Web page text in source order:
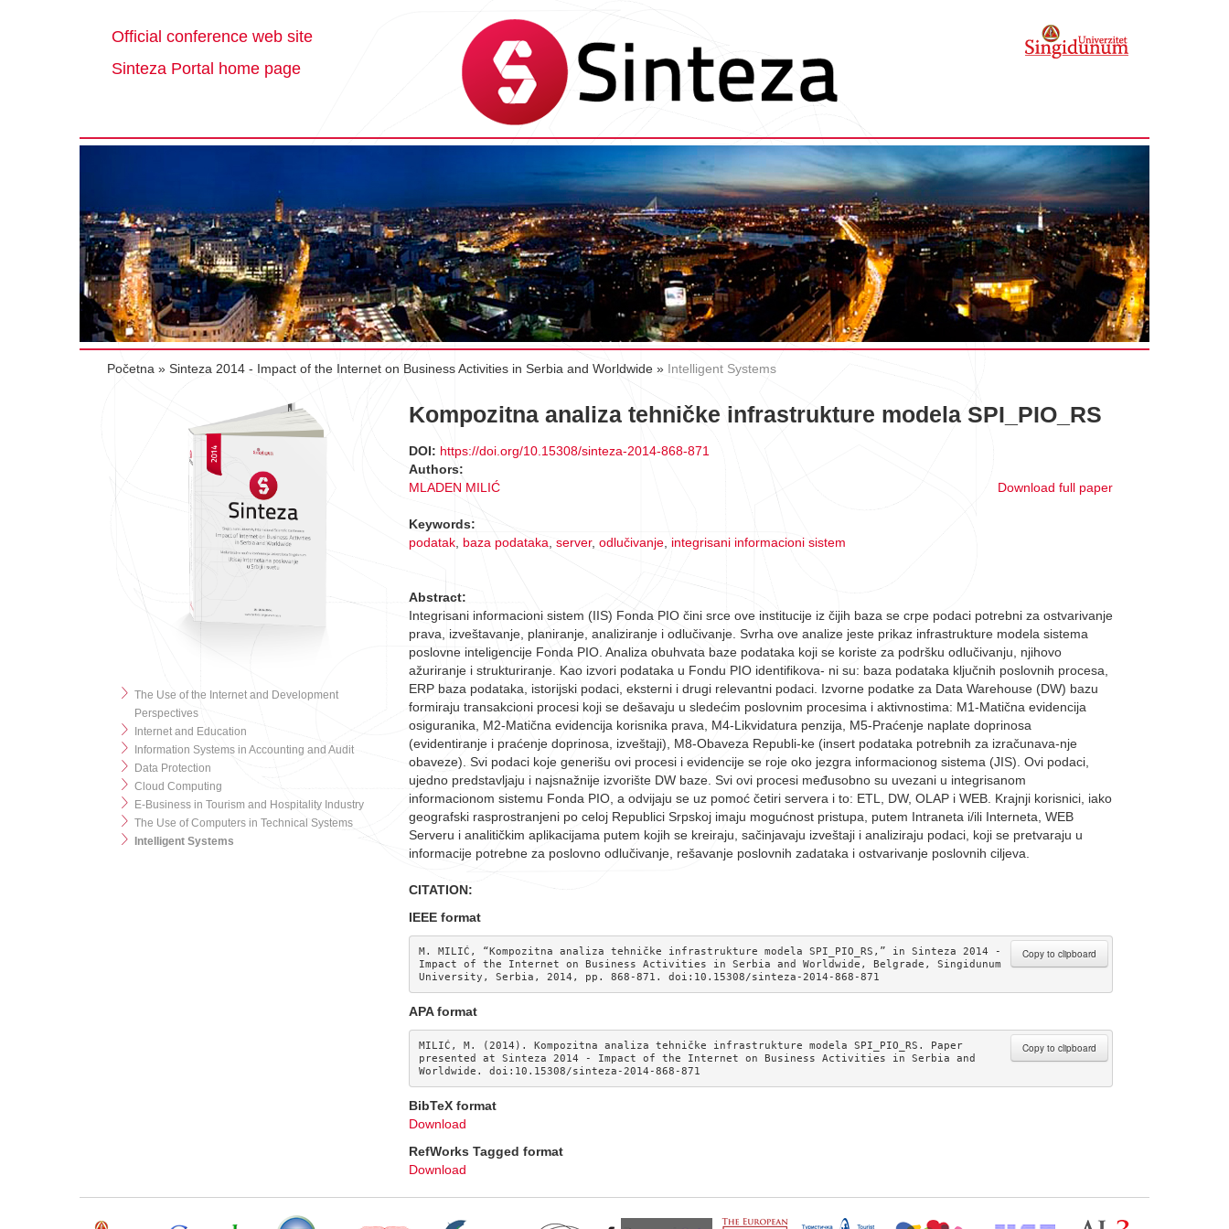
Official conference web site
Sinteza Portal home page
Početna » Sinteza 2014 - Impact of the Internet on Business Activities in Serbia and Worldwide » Intelligent Systems
The Use of the Internet and Development
Perspectives
Internet and Education
Information Systems in Accounting and Audit
Data Protection
Cloud Computing
E-Business in Tourism and Hospitality Industry
The Use of Computers in Technical Systems
Intelligent Systems
Kompozitna analiza tehničke infrastrukture modela SPI_PIO_RS
DOI: https://doi.org/10.15308/sinteza-2014-868-871
Authors:
MLADEN MILIĆ
Download full paper
Keywords:
podatak baza podataka server, odlučivanje integrisani informacioni sistem
Abstract:
Integrisani informacioni sistem (IIS) Fonda PIO čini srce ove institucije iz čijih baza se crpe podaci potrebni za ostvarivanje
prava, izveštavanje, planiranje, analiziranje i odlučivanje. Svrha ove analize jeste prikaz infrastrukture modela sistema
poslovne inteligencije Fonda PIO. Analiza obuhvata baze podataka koji se koriste za podršku odlučivanju, njihovo
ažuriranje i strukturiranje. Kao izvori podataka u Fondu PIO identifikova- ni su: baza podataka ključnih poslovnih procesa,
ERP baza podataka, istorijski podaci, eksterni i drugi relevantni podaci. Izvorne podatke za Data Warehouse (DW) bazu
formiraju transakcioni procesi koji se dešavaju u sledećim poslovnim procesima i aktivnostima: M1-Matična evidencija
osiguranika, M2-Matična evidencija korisnika prava, M4-Likvidatura penzija, M5-Praćenje naplate doprinosa
(evidentiranje i praćenje doprinosa, izveštaji), M8-Obaveza Republi-ke (insert podataka potrebnih za izračunava-nje
obaveze). Svi podaci koje generišu ovi procesi i evidencije se roje oko jezgra informacionog sistema (JIS). Ovi podaci,
ujedno predstavljaju i najsnažnije izvorište DW baze. Svi ovi procesi međusobno su uvezani u integrisanom
informacionom sistemu Fonda PIO, a odvijaju se uz pomoć četiri servera i to: ETL, DW, OLAP i WEB. Krajnji korisnici, iako
geografski rasprostranjeni po celoj Republici Srpskoj imaju mogućnost pristupa, putem Intraneta i/ili Interneta, WEB
Serveru i analitičkim aplikacijama putem kojih se kreiraju, sačinjavaju izveštaji i analiziraju podaci, koji se pretvaraju u
informacije potrebne za poslovno odlučivanje, rešavanje poslovnih zadataka i ostvarivanje poslovnih ciljeva.
CITATION:
IEEE format
Copy to clipboard
M. MILIĆ, “Kompozitna analiza tehničke infrastrukture modela SPI_PIO_RS,” in Sinteza 2014 -
Impact of the Internet on Business Activities in Serbia and Worldwide, Belgrade, Singidunum
University, Serbia, 2014, pp. 868-871. doi:10.15308/sinteza-2014-868-871
APA format
Copy to clipboard
MILIĆ, M. (2014). Kompozitna analiza tehničke infrastrukture modela SPI_PIO_RS. Paper
presented at Sinteza 2014 - Impact of the Internet on Business Activities in Serbia and
Worldwide. doi:10.15308/sinteza-2014-868-871
BibTeX format
Download
RefWorks Tagged format
Download